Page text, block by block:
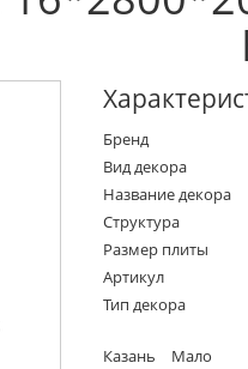
Бренд
Вид декора
Название декора
Структура
Размер плиты
Артикул
Тип декора
Казань
Мало